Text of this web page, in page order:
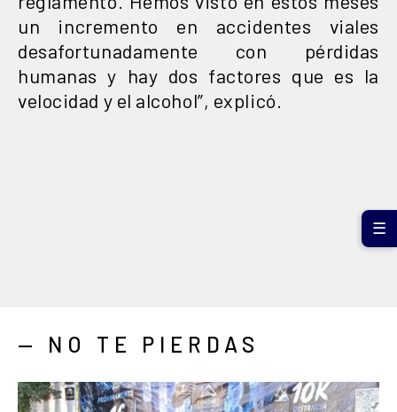
un incremento en accidentes viales
desafortunadamente con pérdidas
humanas y hay dos factores que es la
velocidad y el alcohol”, explicó.
— NO TE PIERDAS
☰